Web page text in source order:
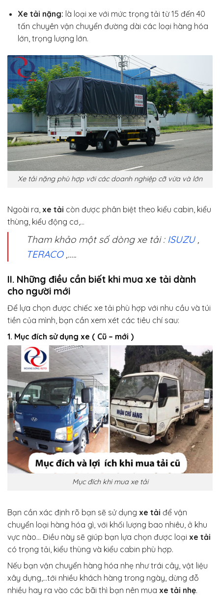
Xe tải nặng: là loại xe với mức trọng tải từ 15 đến 40
tấn chuyên vận chuyển đường dài các loại hàng hóa
lớn, trọng lượng lớn.
Xe tải nặng phù hợp với các doanh nghiệp cỡ vừa và lớn
Ngoài ra, xe tải còn được phân biệt theo kiểu cabin, kiểu
thùng, kiểu động cơ,…
Tham khảo một số dòng xe tải : ISUZU,
TERACO,…..
II. Những điều cần biết khi mua xe tải dành
cho người mới
Để lựa chọn được chiếc xe tải phù hợp với nhu cầu và túi
tiền của mình, bạn cần xem xét các tiêu chí sau:
1. Mục đích sử dụng xe ( Cũ – mới )
Mục đích khi mua xe tải
Bạn cần xác định rõ bạn sẽ sử dụng xe tải để vận
chuyển loại hàng hóa gì, với khối lượng bao nhiêu, ở khu
vực nào… Điều này sẽ giúp bạn lựa chọn được loại xe tải
có trọng tải, kiểu thùng và kiểu cabin phù hợp.
Nếu bạn vận chuyển hàng hóa nhẹ như trái cây, vật liệu
xây dựng,…tới nhiều khách hàng trong ngày, dừng đỗ
nhiều hay ra vào các bãi thì bạn nên mua xe tải nhẹ.